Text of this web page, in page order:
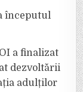
începutul
a finalizat
dezvoltării
adulților